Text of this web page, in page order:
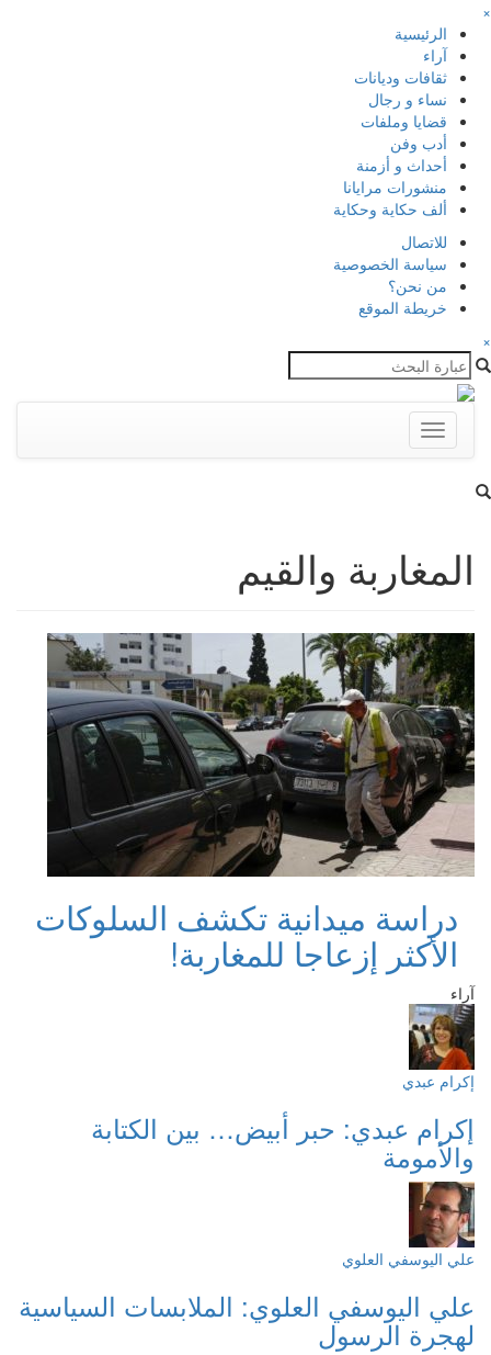
×
الرئيسية
آراء
ثقافات وديانات
نساء و رجال
قضايا وملفات
أدب وفن
أحداث و أزمنة
منشورات مرايانا
ألف حكاية وحكاية
للاتصال
سياسة الخصوصية
من نحن؟
خريطة الموقع
×
Toggle
navigation
المغاربة والقيم
دراسة ميدانية تكشف السلوكات
الأكثر إزعاجا للمغاربة!
آراء
إكرام عبدي
إكرام عبدي: حبر أبيض… بين الكتابة
والأمومة
علي اليوسفي العلوي
علي اليوسفي العلوي: الملابسات السياسية
لهجرة الرسول